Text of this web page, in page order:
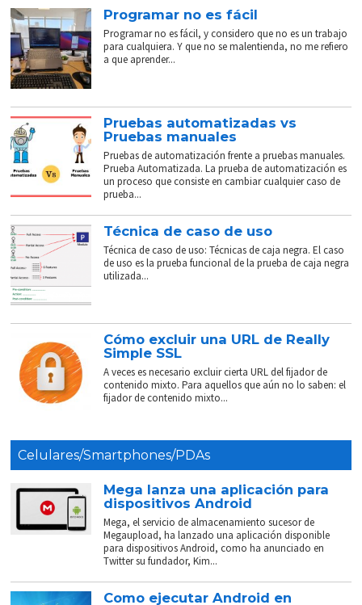
Programar no es fácil
Programar no es fácil, y considero que no es un trabajo
para cualquiera. Y que no se malentienda, no me refiero
a que aprender...
Pruebas automatizadas vs
Pruebas manuales
Pruebas de automatización frente a pruebas manuales.
Prueba Automatizada. La prueba de automatización es
un proceso que consiste en cambiar cualquier caso de
prueba...
Técnica de caso de uso
Técnica de caso de uso: Técnicas de caja negra. El caso
de uso es la prueba funcional de la prueba de caja negra
utilizada...
Cómo excluir una URL de Really
Simple SSL
A veces es necesario excluir cierta URL del fijador de
contenido mixto. Para aquellos que aún no lo saben: el
fijador de contenido mixto...
Celulares/Smartphones/PDAs
Mega lanza una aplicación para
dispositivos Android
Mega, el servicio de almacenamiento sucesor de
Megaupload, ha lanzado una aplicación disponible
para dispositivos Android, como ha anunciado en
Twitter su fundador, Kim...
Como ejecutar Android en